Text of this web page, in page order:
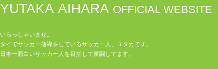
YUTAKA AIHARA OFFICIAL WEBSITE
いらっしゃいませ。
タイでサッカー指導をしているサッカー人、ユタカです。
日本一面白いサッカー人を目指して奮闘してます。